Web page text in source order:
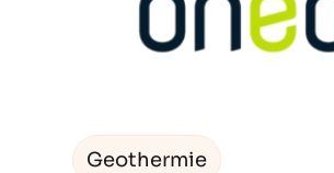
Geothermie